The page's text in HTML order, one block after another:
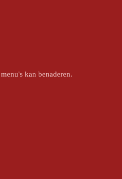
kan benaderen.